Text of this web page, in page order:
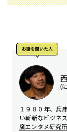
お話を聞いた⼈
(
１９８０年、兵
い斬新なビジネ
廣エンタメ研究所